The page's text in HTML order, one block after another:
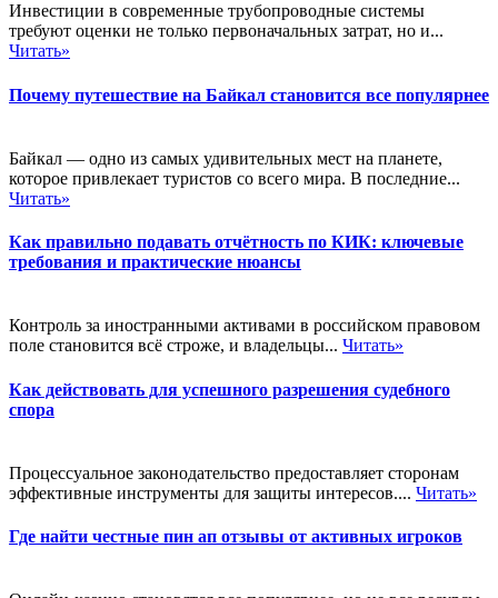
Инвестиции в современные трубопроводные системы
требуют оценки не только первоначальных затрат, но и...
Читать»
Почему путешествие на Байкал становится все популярнее
Байкал — одно из самых удивительных мест на планете,
которое привлекает туристов со всего мира. В последние...
Читать»
Как правильно подавать отчётность по КИК: ключевые
требования и практические нюансы
Контроль за иностранными активами в российском правовом
поле становится всё строже, и владельцы... Читать»
Как действовать для успешного разрешения судебного
спора
Процессуальное законодательство предоставляет сторонам
эффективные инструменты для защиты интересов.... Читать»
Где найти честные пин ап отзывы от активных игроков